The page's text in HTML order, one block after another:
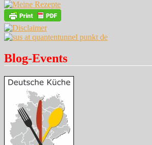
Blog-Events